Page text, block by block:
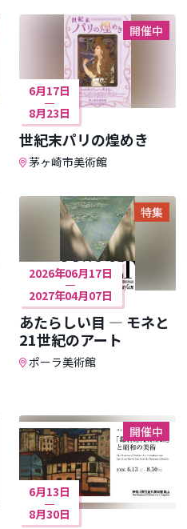
開催中
6月17日
8月23日
世紀末パリの煌めき
茅ヶ崎市美術館
特集
2026年06月17日
2027年04月07日
あたらしい目 ― モネと
21世紀のアート
ポーラ美術館
開催中
6月13日
8月30日